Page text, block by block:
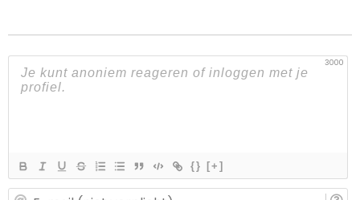
3000
{} [+]